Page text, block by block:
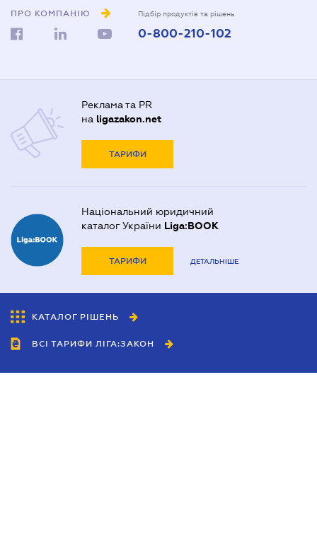
ПРО КОМПАНІЮ Підбір продуктів та рішень
0-800-210-102
Реклама та PR
на ligazakon.net
ТАРИФИ
Національний юридичний
каталог України Liga:BOOK
ТАРИФИ ДЕТАЛЬНІШЕ
КАТАЛОГ РІШЕНЬ
ВСІ ТАРИФИ ЛІГА:ЗАКОН